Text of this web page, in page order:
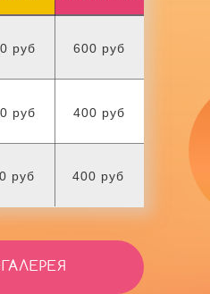
руб 600 руб
руб 400 руб
400 руб
руб